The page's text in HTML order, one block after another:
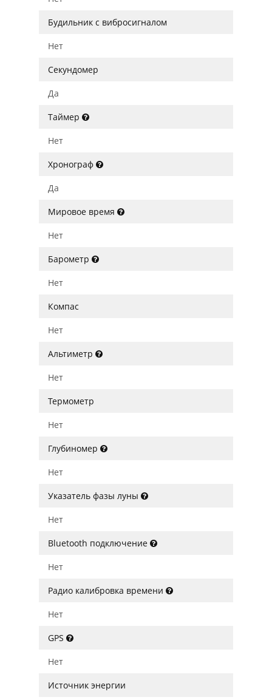
Будильник с вибросигналом
Нет
Секундомер
Да
Таймер
Нет
Хронограф
Да
Мировое время
Нет
Барометр
Нет
Компас
Нет
Альтиметр
Нет
Термометр
Нет
Глубиномер
Нет
Указатель фазы луны
Нет
Bluetooth подключение
Нет
Радио калибровка времени
Нет
GPS
Нет
Источник энергии